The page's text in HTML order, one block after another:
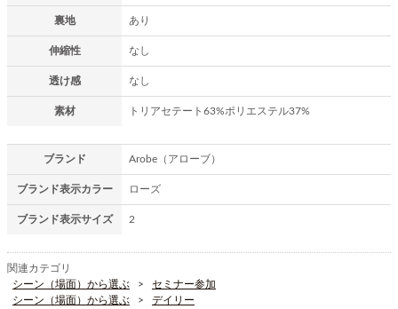
裏地 あり
伸縮性 なし
透け感 なし
素材 トリアセテート63%ポリエステル37%
ブランド Arobe（アローブ）
ブランド表示カラー ローズ
ブランド表示サイズ 2
関連カテゴリ
シーン（場面）から選ぶ
セミナー参加
シーン（場面）から選ぶ
デイリー